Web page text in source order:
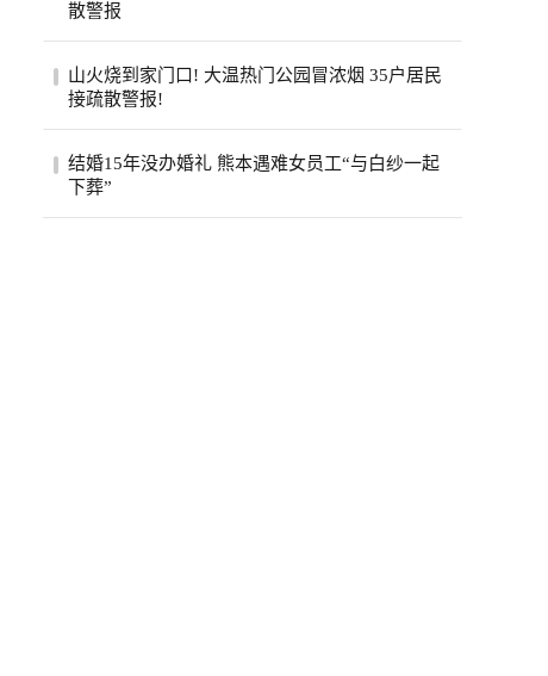
散警报
发生山火，当局下午稍晚更新消息，称已有
山火烧到家门口! 大温热门公园冒浓烟 35户居民
接疏散警报!
火，安莫尔村35处房产接疏散警报。高压电
结婚15年没办婚礼 熊本遇难女员工“与白纱一起
下葬”